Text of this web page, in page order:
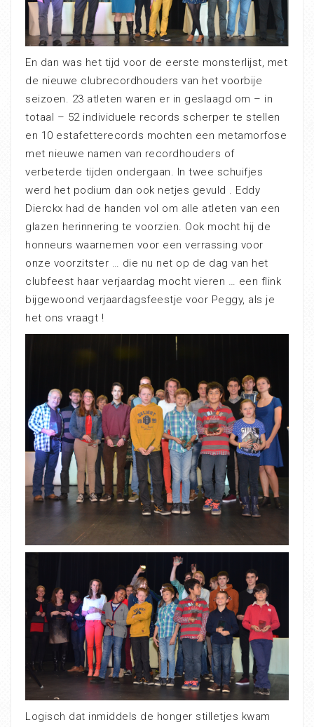
En dan was het tijd voor de eerste monsterlijst, met
de nieuwe clubrecordhouders van het voorbije
seizoen. 23 atleten waren er in geslaagd om – in
totaal – 52 individuele records scherper te stellen
en 10 estafetterecords mochten een metamorfose
met nieuwe namen van recordhouders of
verbeterde tijden ondergaan. In twee schuifjes
werd het podium dan ook netjes gevuld . Eddy
Dierckx had de handen vol om alle atleten van een
glazen herinnering te voorzien. Ook mocht hij de
honneurs waarnemen voor een verrassing voor
onze voorzitster … die nu net op de dag van het
clubfeest haar verjaardag mocht vieren … een flink
bijgewoond verjaardagsfeestje voor Peggy, als je
het ons vraagt !
Logisch dat inmiddels de honger stilletjes kwam